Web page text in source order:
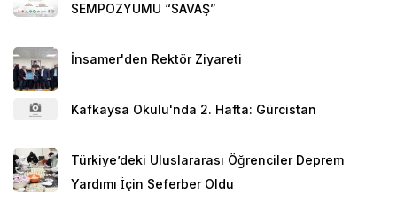
SEMPOZYUMU “SAVAŞ”
İnsamer'den Rektör Ziyareti
Kafkaysa Okulu'nda 2. Hafta: Gürcistan
Türkiye’deki Uluslararası Öğrenciler Deprem
Yardımı İçin Seferber Oldu